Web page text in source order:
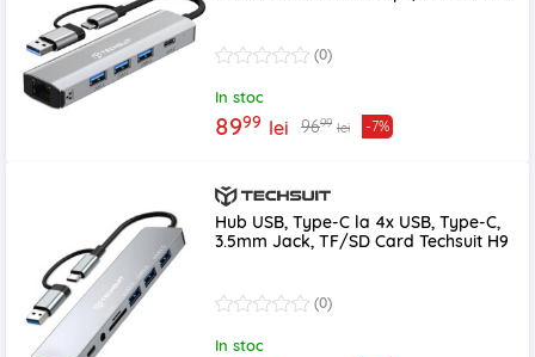
(0)
In stoc
8999 lei 9699 lei -7%
Hub USB, Type-C la 4x USB, Type-C,
3.5mm Jack, TF/SD Card Techsuit H9
(0)
In stoc